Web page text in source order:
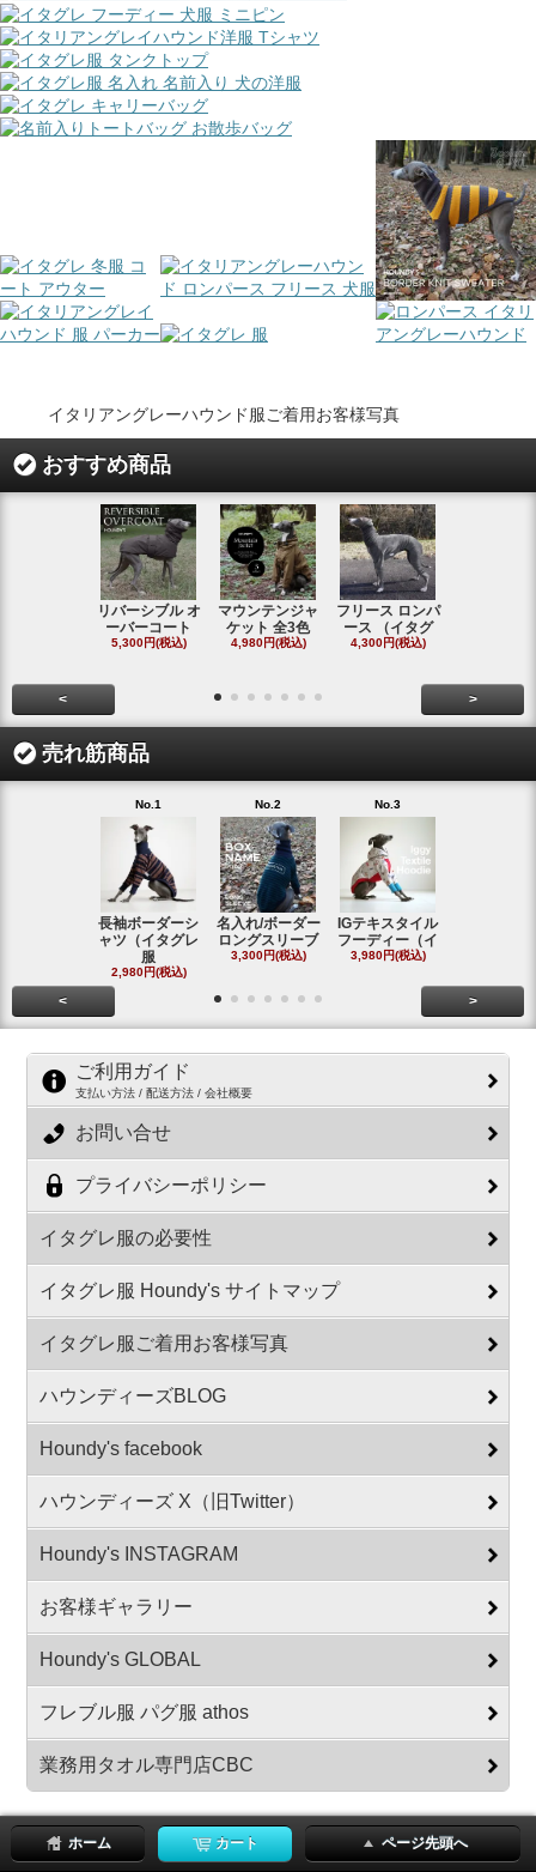
イタリアングレーハウンド服ご着用お客様写真
おすすめ商品
リバーシブル オ
ーバーコート
5,300円(税込)
マウンテンジャ
ケット 全3色
4,980円(税込)
フリース ロンパ
ース （イタグ
4,300円(税込)
< >
売れ筋商品
No.1
長袖ボーダーシ
ャツ（イタグレ
服
2,980円(税込)
No.2
名入れ/ボーダー
ロングスリーブ
3,300円(税込)
No.3
IGテキスタイル
フーディー（イ
3,980円(税込)
< >
ご利用ガイド
支払い方法 / 配送方法 / 会社概要
お問い合せ
プライバシーポリシー
イタグレ服の必要性
イタグレ服 Houndy's サイトマップ
イタグレ服ご着用お客様写真
ハウンディーズBLOG
Houndy's facebook
ハウンディーズ X（旧Twitter）
Houndy's INSTAGRAM
お客様ギャラリー
Houndy's GLOBAL
フレブル服 パグ服 athos
業務用タオル専門店CBC
ホーム カート ページ先頭へ